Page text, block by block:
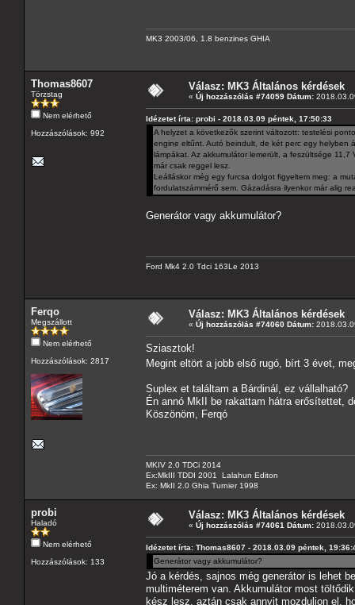
MK3 2003/06, 1.8 benzines GHIA
Thomas8607
Törzstag
Nem elérhető
Hozzászólások: 992
Válasz: MK3 Általános kérdések
« Új hozzászólás #74059 Dátum:
Idézetet írta: probi - 2018.03.09 péntek, 17:50:33
A helyzet a következők szerint változott: testelési
engine eltűnt. Autó beindult, de két perc egy helyben
lámpákat. Az akkumulátor lemerült, a feszültsége
már csak reggel lesz.
Leálláskor még egy furcsa dolgot figyeltem meg: a
fordulatszámmérő sem. Gázadásra ilyenkor már alig
Generátor vagy akkumulátor?
Ford Mk4 2.0 Tdci 163Le 2013
Ferqo
Megszállott
Nem elérhető
Hozzászólások: 2817
Válasz: MK3 Általános kérdések
« Új hozzászólás #74060 Dátum:
Sziasztok!
Megint eltört a jobb első rugó, bírt 3 évet,
Suplex et találtam a Bárdinál, ez vállalható?
Én annó MkII be rakattam hátra erősítettet,
Köszönöm, Ferqó
MKIV 2.0 TDCi 2014
Ex:MkIII TDDI 2001 Lalahun Editon
Ex: MkII 2.0 Ghia Turnier 1998
probi
Haladó
Nem elérhető
Hozzászólások: 133
Válasz: MK3 Általános kérdések
« Új hozzászólás #74061 Dátum:
Idézetet írta: Thomas8607 - 2018.03.09 péntek,
Generátor vagy akkumulátor?
Jó a kérdés, sajnos még generátor is lehet
multiméterem van. Akkumulátor most
kész lesz, aztán csak annyit mozduljon el,